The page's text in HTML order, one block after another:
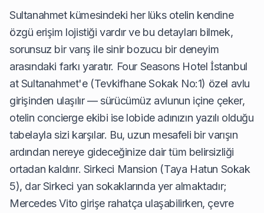
Sultanahmet kümesindeki her lüks otelin kendine
özgü erişim lojistiği vardır ve bu detayları bilmek,
sorunsuz bir varış ile sinir bozucu bir deneyim
arasındaki farkı yaratır. Four Seasons Hotel İstanbul
at Sultanahmet'e (Tevkifhane Sokak No:1) özel avlu
girişinden ulaşılır — sürücümüz avlunun içine çeker,
otelin concierge ekibi ise lobide adınızın yazılı olduğu
tabelayla sizi karşılar. Bu, uzun mesafeli bir varışın
ardından nereye gideceğinize dair tüm belirsizliği
ortadan kaldırır. Sirkeci Mansion (Taya Hatun Sokak
5), dar Sirkeci yan sokaklarında yer almaktadır;
Mercedes Vito girişe rahatça ulaşabilirken, çevre